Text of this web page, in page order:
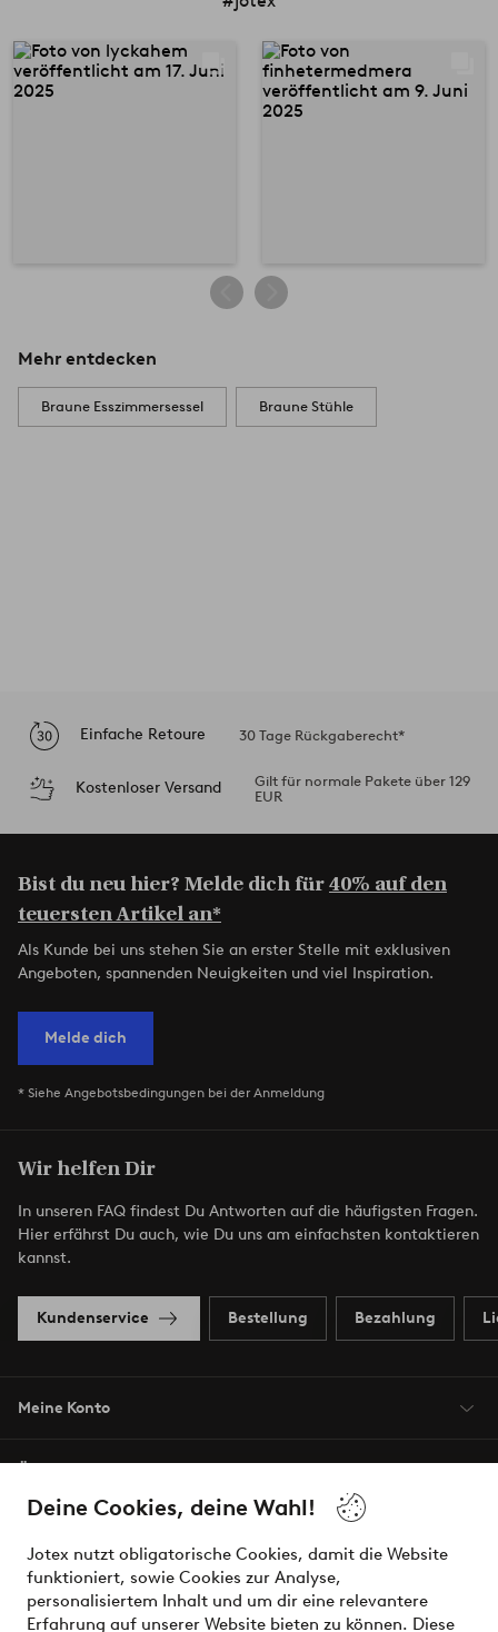
Deine Cookies, deine Wahl!
Jotex nutzt obligatorische Cookies, damit die Website
funktioniert, sowie Cookies zur Analyse,
personalisiertem Inhalt und um dir eine relevantere
Erfahrung auf unserer Website bieten zu können. Diese
Mehr entdecken
Braune Esszimmersessel Braune Stühle
Einfache Retoure 30 Tage Rückgaberecht*
Kostenloser Versand
Gilt für normale Pakete über 129
EUR
Bist du neu hier? Melde dich für40% auf den
teuersten Artikel an*
Als Kunde bei uns stehen Sie an erster Stelle mit exklusiven
Angeboten, spannenden Neuigkeiten und viel Inspiration.
Melde dich
* Siehe Angebotsbedingungen bei der Anmeldung
Wir helfen Dir
In unseren FAQ findest Du Antworten auf die häufigsten Fragen.
Hier erfährst Du auch, wie Du uns am einfachsten kontaktieren
kannst.
Kundenservice Bestellung Bezahlung
Meine Konto
Bedingungen